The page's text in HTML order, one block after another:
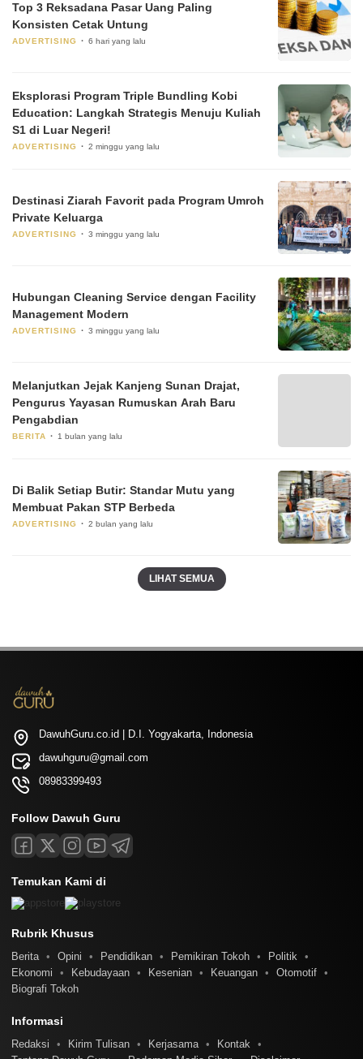
Top 3 Reksadana Pasar Uang Paling
Konsisten Cetak Untung
ADVERTISING 6 hari yang lalu
Eksplorasi Program Triple Bundling Kobi
Education: Langkah Strategis Menuju Kuliah
S1 di Luar Negeri!
ADVERTISING 2 minggu yang lalu
Destinasi Ziarah Favorit pada Program Umroh
Private Keluarga
ADVERTISING 3 minggu yang lalu
Hubungan Cleaning Service dengan Facility
Management Modern
ADVERTISING 3 minggu yang lalu
Melanjutkan Jejak Kanjeng Sunan Drajat,
Pengurus Yayasan Rumuskan Arah Baru
Pengabdian
BERITA 1 bulan yang lalu
Di Balik Setiap Butir: Standar Mutu yang
Membuat Pakan STP Berbeda
ADVERTISING 2 bulan yang lalu
LIHAT SEMUA
DawuhGuru.co.id | D.I. Yogyakarta, Indonesia
dawuhguru@gmail.com
08983399493
Follow Dawuh Guru
Temukan Kami di
Rubrik Khusus
Berita Opini Pendidikan Pemikiran Tokoh
Politik
Ekonomi
Kebudayaan Kesenian Keuangan
Otomotif
Biografi Tokoh
Informasi
Redaksi Kirim Tulisan Kerjasama
Kontak